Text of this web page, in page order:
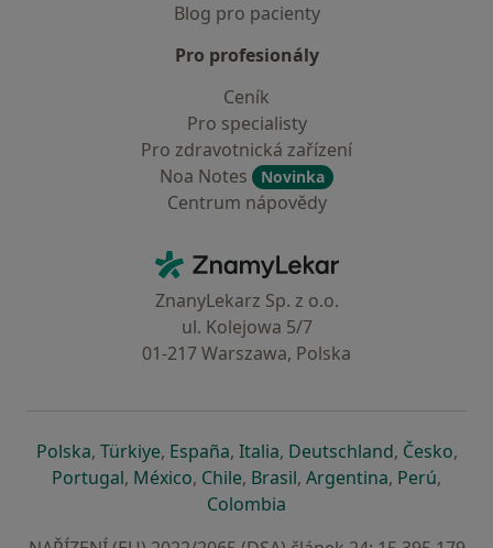
Blog pro pacienty
Pro profesionály
Ceník
Pro specialisty
Pro zdravotnická zařízení
Noa Notes
Novinka
Centrum nápovědy
ZnamyLekar - Hlavní stránka
ZnanyLekarz Sp. z o.o.
ul. Kolejowa 5/7
01-217 Warszawa, Polska
Polskase otevře v nové záložce
, Türkiyese otevře v nové záložce
, Españase otevře v nové záložce
, Italiase otevře v nové záložce
, Deutschlandse otevře v
, Českose
,
Portugalse otevře v nové záložce
, Méxicose otevře v nové záložce
, Chilese otevře v nové záložce
, Brasilse otevře v nové
, Argentinase otevře v
, Perúse
,
Colombia